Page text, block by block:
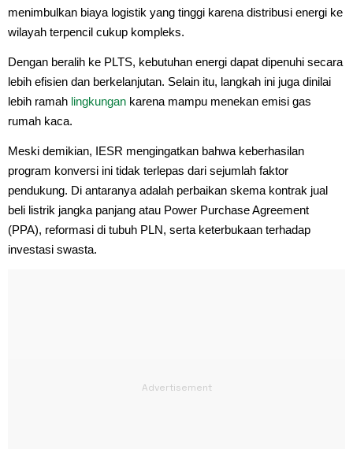
menimbulkan biaya logistik yang tinggi karena distribusi energi ke
wilayah terpencil cukup kompleks.
Dengan beralih ke PLTS, kebutuhan energi dapat dipenuhi secara
lebih efisien dan berkelanjutan. Selain itu, langkah ini juga dinilai
lebih ramah lingkungan karena mampu menekan emisi gas
rumah kaca.
Meski demikian, IESR mengingatkan bahwa keberhasilan
program konversi ini tidak terlepas dari sejumlah faktor
pendukung. Di antaranya adalah perbaikan skema kontrak jual
beli listrik jangka panjang atau Power Purchase Agreement
(PPA), reformasi di tubuh PLN, serta keterbukaan terhadap
investasi swasta.